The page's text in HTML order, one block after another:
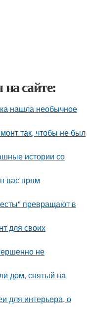
сайте:
нашла необычное
так, чтобы не был
истории со
вас прям
превращают в
для своих
не
дом, снятый на
для интерьера, о